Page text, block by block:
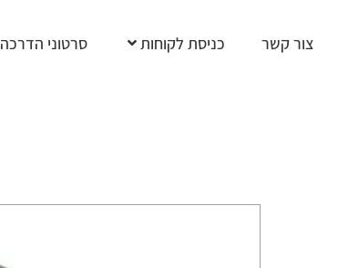
צור קשר כניסת לקוחות סרטוני הדרכה